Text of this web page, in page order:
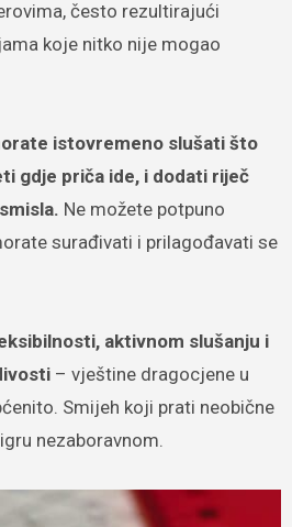
često rezultirajući
koje nitko nije mogao
istovremeno slušati što
gdje priča ide, i dodati riječ
Ne možete potpuno
surađivati i prilagođavati se
aktivnom slušanju i
– vještine dragocjene u
Smijeh koji prati neobične
nezaboravnom.